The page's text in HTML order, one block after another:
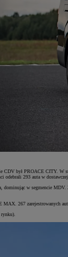
CDV był PROACE CITY.
293 auta w
w segmencie
267 zarejestrowanych aut